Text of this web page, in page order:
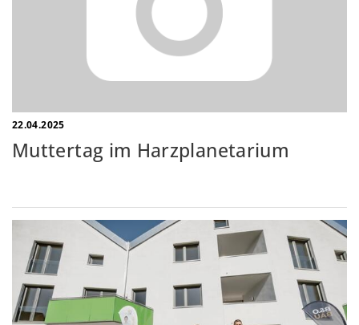
22.04.2025
Muttertag im Harzplanetarium